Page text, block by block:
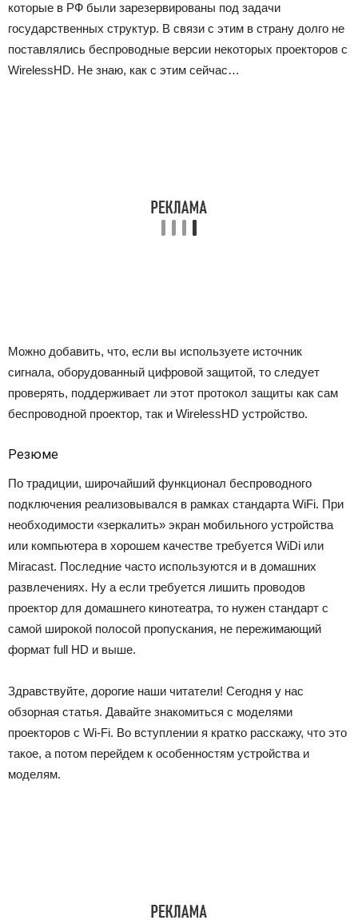
которые в РФ были зарезервированы под задачи
государственных структур. В связи с этим в страну долго не
поставлялись беспроводные версии некоторых проекторов с
WirelessHD. Не знаю, как с этим сейчас…
Можно добавить, что, если вы используете источник
сигнала, оборудованный цифровой защитой, то следует
проверять, поддерживает ли этот протокол защиты как сам
беспроводной проектор, так и WirelessHD устройство.
Резюме
По традиции, широчайший функционал беспроводного
подключения реализовывался в рамках стандарта WiFi. При
необходимости «зеркалить» экран мобильного устройства
или компьютера в хорошем качестве требуется WiDi или
Miracast. Последние часто используются и в домашних
развлечениях. Ну а если требуется лишить проводов
проектор для домашнего кинотеатра, то нужен стандарт с
самой широкой полосой пропускания, не пережимающий
формат full HD и выше.
Здравствуйте, дорогие наши читатели! Сегодня у нас
обзорная статья. Давайте знакомиться с моделями
проекторов с Wi-Fi. Во вступлении я кратко расскажу, что это
такое, а потом перейдем к особенностям устройства и
моделям.